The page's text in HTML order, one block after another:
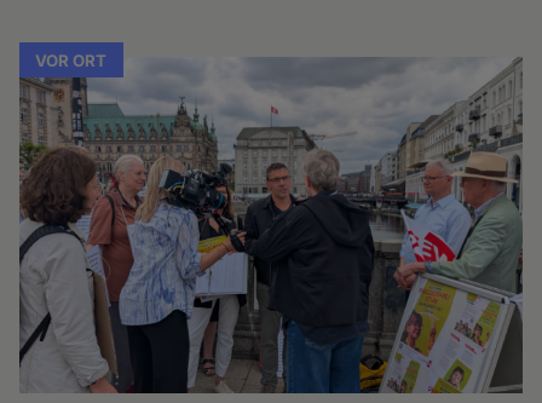
VOR ORT